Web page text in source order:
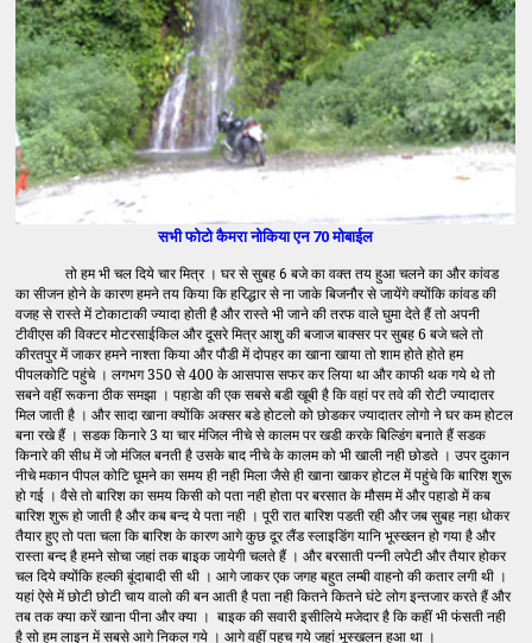
सभी फोटो कैमरा नोकिया एन 70 मोबाईल
तो हमभी चल दिये चारमित्र । घरसे सुबह 6बजेका वक्त तय हुआ चलने का औरकांवड
का सीजन होने के कारणहमने तय किया कि ​हरिद्धारसे ना जाके बिजनौरसे जायेंगेक्योंकि कांवडकी
वजह से रास्ते मेंटोकाटाकी ज्यादा होती है औररास्ते भी जाने की तरफ वाले घुमा देते हैंतो अपनी
टीवीएस की विक्टरमोटरसाईकिल औरदूसरेमित्रआशु की बजाजबाक्सरपरसुबह 6 बजे चले तो
कीरतपुर में जाकर हमने नाश्ता किया और पौडी में दोपहर का खाना खाया तो शाम होते होते हम
पीपलकोटि पहुंचे । लगभग 350 से 400 के आसपास सफर कर लिया था और काफी थक गये थे तो
सबने वहीं रूकना ठीक समझा । पहाडेा की एक सबसे बडी खूबी है कि वहां पर तवे की रोटी ज्यादातर
मिल जाती है । और सादा खाना क्योंकि अक्सर बडे होटलो को छोडकर ज्यादातर लोगो ने घर कम होटल
बना रखे हैं । सडक किनारे 3 या चार मंजिल नीचे से कालम पर खडी करके बिल्डिंग बनाते हैं सडक
किनारे की सीध में जो मंजिल बनती है उसके बाद नीचे के कालम को भी खाली नही छोडते । उपर दुकान
नीचे मकान पीपल कोटि घूमने का समय ही नही मिला जैसे ही खाना खाकर होटल में पहुंचे कि बारिश शुरू
हो गई । वैसे तो बारिश का ​समय किसी को पता नही होता पर बरसात के मौसम में और पहाडो में कब
बारिश शुरू हो जाती है और कब बन्द ये पता नही । पूरी रात बारिश पडती रही और जब सुबह नहा धोकर
तैयार हुए तो पता चला कि बारिश के कारण आगे कुछ दूर लैंड स्लाइडिंग यानि भूस्ख्लन हो गया है और
रास्ता बन्द है हमने सोचा जहां तक बाइक जायेगी चलते हैं । और बरसाती पन्नी लपेटी और तैयार होकर
चल दिये क्योंकि हल्की बूंदाबादी सी थी । आगे जाकर एक जगह बहुत लम्बी वाहनो की कतार लगी थी ।
यहां ऐसे में छोटी छोटी चाय वालो की बन आती है पता नही कितने कितने घंटे लोग इन्तजार करते हैं और
तब तक क्या करें खाना पीना और क्या । बाइक की सवारी इसीलिये मजेदार है कि कहीं भी फंसती नही
है सो हम लाइन में सबसे आगे निकल गये । आगे वहीं पहुच गये जहां भूस्खलन हुआ था ।